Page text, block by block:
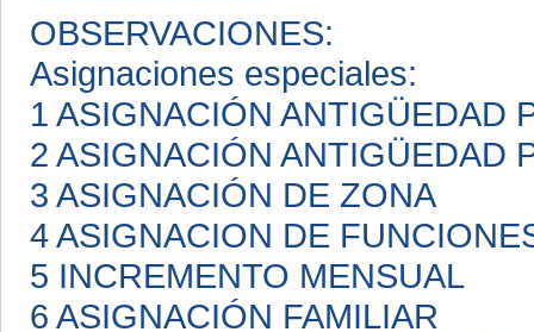
OBSERVACIONES:
Asignaciones especiales:
1 ASIGNACIÓN ANTIGÜEDAD
2 ASIGNACIÓN ANTIGÜEDAD
3 ASIGNACIÓN DE ZONA
4 ASIGNACION DE
5 INCREMENTO MENSUAL
6 ASIGNACIÓN FAMILIAR